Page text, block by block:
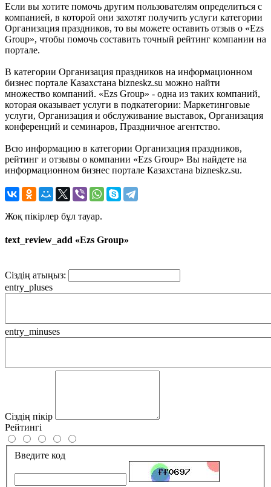
Если вы хотите помочь другим пользователям определиться с
компанией, в которой они захотят получить услуги категории
Организация праздников, то вы можете оставить отзыв о «Ezs
Group», чтобы помочь составить точный рейтинг компании на
портале.
В категории Организация праздников на информационном
бизнес портале Казахстана bizneskz.su можно найти
множество компаний. «Ezs Group» - одна из таких компаний,
которая оказывает услуги в подкатегории: Маркетинговые
услуги, Организация и обслуживание выставок, Организация
конференций и семинаров, Праздничное агентство.
Всю информацию в категории Организация праздников,
рейтинг и отзывы о компании «Ezs Group» Вы найдете на
информационном бизнес портале Казахстана bizneskz.su.
Жоқ пікірлер бұл тауар.
text_review_add «Ezs Group»
Сіздің атыңыз:
entry_pluses
entry_minuses
Сіздің пікір
Рейтингі
Введите код